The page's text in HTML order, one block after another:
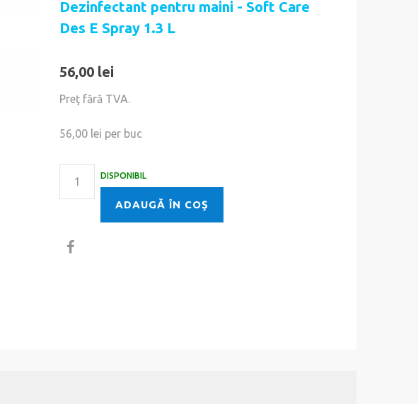
Dezinfectant pentru maini - Soft Care
Des E Spray 1.3 L
56,00 lei
Preţ fără TVA.
56,00 lei per buc
DISPONIBIL
ADAUGĂ ÎN COŞ